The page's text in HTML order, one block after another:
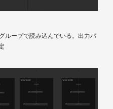
ループで読み込んでいる。出力バ